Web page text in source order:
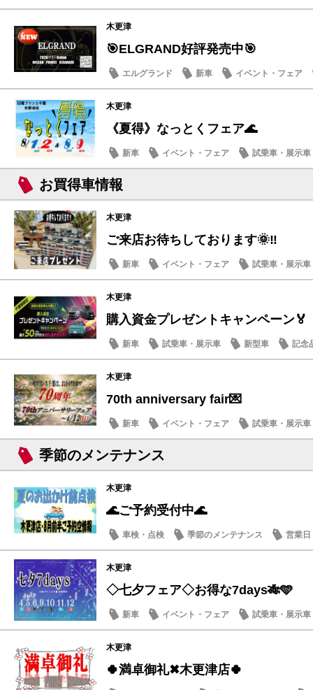
木更津
🎯ELGRAND好評発売中🎯
エルグランド 新車 イベント・フェア
木更津
《夏得》なっとくフェア🌊
新車 イベント・フェア 試乗車・展示車
お買得車情報
木更津
ご来店お待ちしております🌞‼
新車 イベント・フェア
試乗車・展示車
お買得車情報
木更津
購入資金プレゼントキャンペーン🏅
新車 試乗車・展示車 新型車 記念
木更津
70th anniversary fair💌
新車 イベント・フェア 試乗車・展示車
季節のメンテナンス
木更津
🌊ご予約受付中🌊
車検・点検 季節のメンテナンス 営業日
木更津
◇七夕フェア◇お得な7days🎋🩵
新車 イベント・フェア
試乗車・展示車
季節のメンテナンス
木更津
🍀満卓御礼✖木更津店🍀